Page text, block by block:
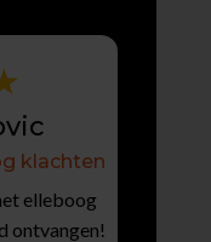
klachten
elleboog
ontvangen!